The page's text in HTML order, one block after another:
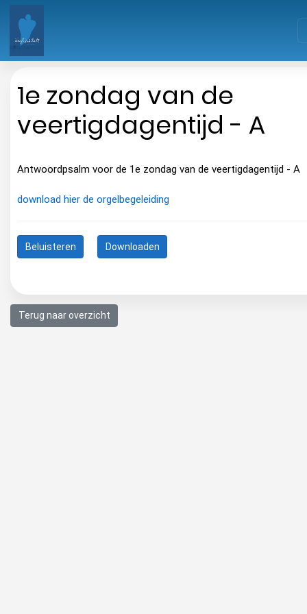
1e zondag van de
veertigdagentijd - A
Antwoordpsalm voor de 1e zondag van de veertigdagentijd - A
download hier de orgelbegeleiding
Beluisteren Downloaden
Terug naar overzicht